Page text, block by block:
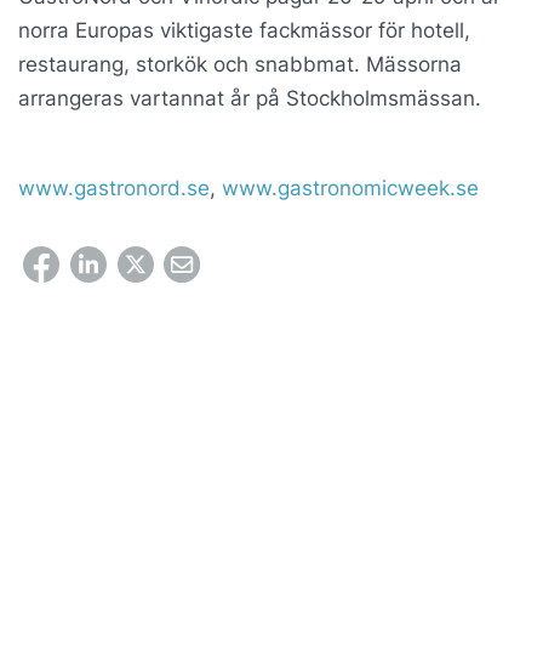
norra Europas viktigaste fackmässor för hotell,
restaurang, storkök och snabbmat. Mässorna
arrangeras vartannat år på Stockholmsmässan.
www.gastronord.se, www.gastronomicweek.se